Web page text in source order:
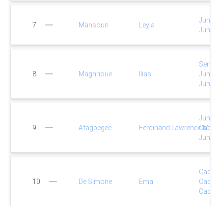
7 Mansouri Leyla
Junior
Junior
8 Maghrioue Ilias
Senior
Junior
Junior
9 Afagbegee Ferdinand Lawrence M
Junior
Cadet
Junior
10 De Simone Ema
Cadet
Cadet
Cadet